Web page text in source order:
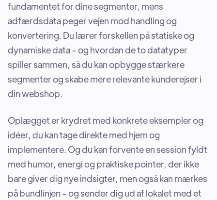
fundamentet for dine segmenter, mens
adfærdsdata peger vejen mod handling og
konvertering. Du lærer forskellen på statiske og
dynamiske data - og hvordan de to datatyper
spiller sammen, så du kan opbygge stærkere
segmenter og skabe mere relevante kunderejser i
din webshop.
Oplægget er krydret med konkrete eksempler og
idéer, du kan tage direkte med hjem og
implementere. Og du kan forvente en session fyldt
med humor, energi og praktiske pointer, der ikke
bare giver dig nye indsigter, men også kan mærkes
på bundlinjen - og sender dig ud af lokalet med et